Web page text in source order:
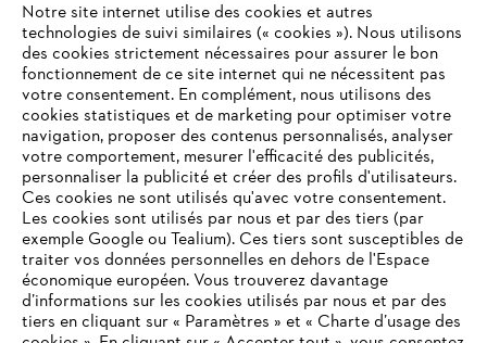
L'Entreprise
Questions / Réponses
Notre site internet utilise des cookies et autres
technologies de suivi similaires (« cookies »). Nous utilisons
des cookies strictement nécessaires pour assurer le bon
fonctionnement de ce site internet qui ne nécessitent pas
votre consentement. En complément, nous utilisons des
cookies statistiques et de marketing pour optimiser votre
navigation, proposer des contenus personnalisés, analyser
votre comportement, mesurer l'efficacité des publicités,
personnaliser la publicité et créer des profils d'utilisateurs.
Ces cookies ne sont utilisés qu'avec votre consentement.
Les cookies sont utilisés par nous et par des tiers (par
exemple Google ou Tealium). Ces tiers sont susceptibles de
traiter vos données personnelles en dehors de l'Espace
économique européen. Vous trouverez davantage
d’informations sur les cookies utilisés par nous et par des
tiers en cliquant sur « Paramètres » et « Charte d’usage des